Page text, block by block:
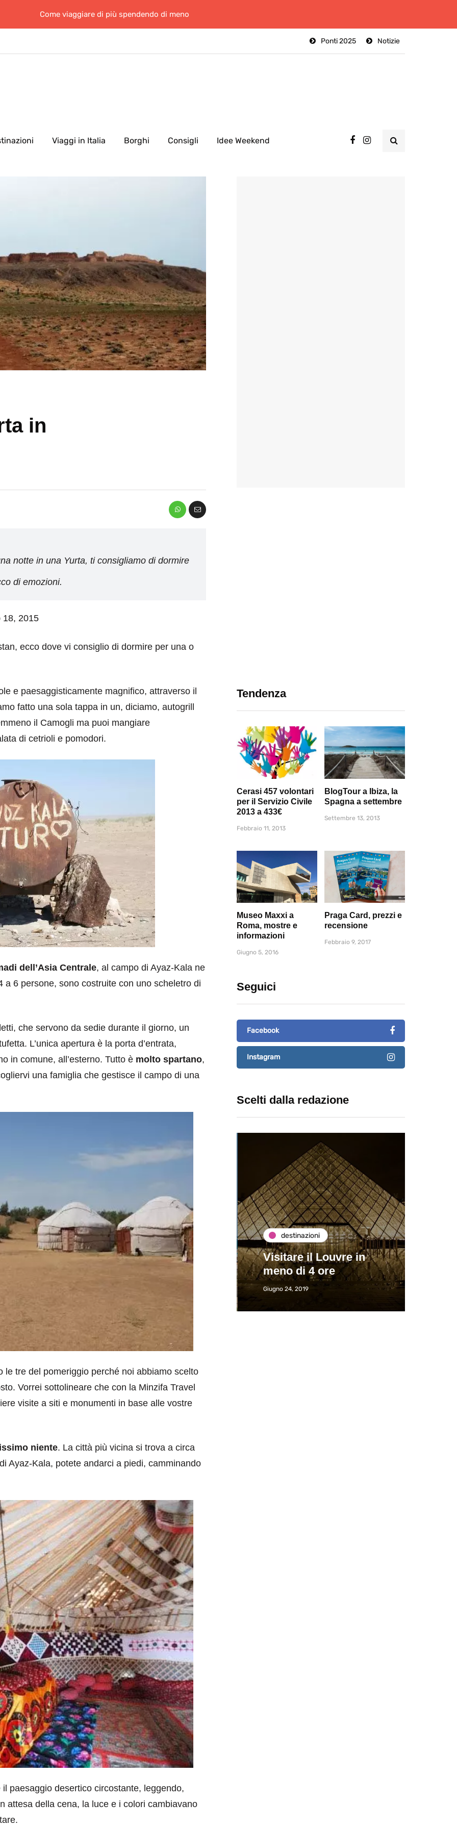
Come viaggiare di più spendendo di meno
Notizie
Ponti 2025
Viaggi in Italia Borghi Consigli Idee Weekend
in
notte in una Yurta, ti consigliamo di dormire
di emozioni.
18, 2015
ecco dove vi consiglio di dormire per una o
e paesaggisticamente magnifico, attraverso il
fatto una sola tappa in un, diciamo, autogrill
il Camogli ma puoi mangiare
di cetrioli e pomodori.
dell’Asia Centrale, al campo di Ayaz-Kala ne
6 persone, sono costruite con uno scheletro di
che servono da sedie durante il giorno, un
L’unica apertura è la porta d’entrata,
in comune, all’esterno. Tutto è molto spartano,
una famiglia che gestisce il campo di una
tre del pomeriggio perché noi abbiamo scelto
Vorrei sottolineare che con la Minzifa Travel
visite a siti e monumenti in base alle vostre
niente. La città più vicina si trova a circa
Ayaz-Kala, potete andarci a piedi, camminando
paesaggio desertico circostante, leggendo,
attesa della cena, la luce e i colori cambiavano
Tendenza
Cerasi 457 volontari
per il Servizio Civile
2013 a 433€
Febbraio 11, 2013
BlogTour a Ibiza, la
Spagna a settembre
Settembre 13, 2013
Museo Maxxi a
Roma, mostre e
informazioni
Giugno 5, 2016
Praga Card, prezzi e
recensione
Febbraio 9, 2017
Seguici
Facebook
Instagram
Scelti dalla redazione
di
eventi
Eventi di aprile 2026 a
destinazioni
Visitare il Louvre in
meno di 4 ore
Giugno 24, 2019